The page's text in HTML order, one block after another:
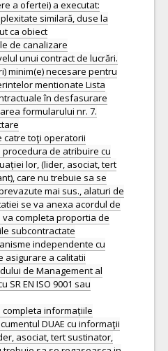
a ofertei) a executat:
similară, duse la
ca obiect
de canalizare
unui contract de lucrări.
minim(e) necesare pentru
mentionate Lista
în desfasurare
formularului nr. 7.
catre toţi operatorii
de atribuire cu
lor, (lider, asociat, tert
care nu trebuie sa se
mai sus., alaturi de
se va anexa acordul de
completa proportia de
subcontractate
independente cu
asigurare a calitatii
de Management al
SR EN ISO 9001 sau
informațiile
DUAE cu informaţii
asociat, tert sustinator,